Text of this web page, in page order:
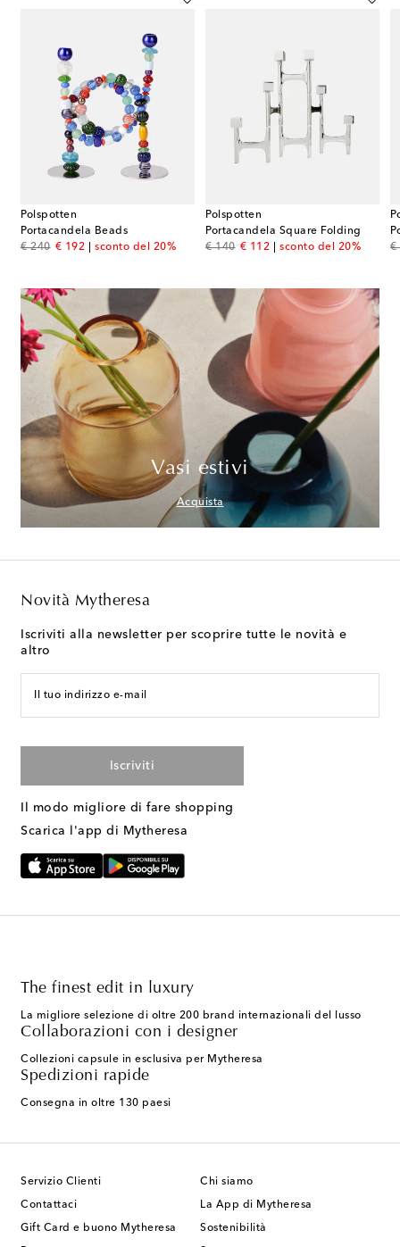
Polspotten
Portacandela Beads
€ 240
original price
€ 192
discount pricesconto del 20%
Polspotten
Portacandela Square Folding
€ 140
original price
€ 112
discount pricesconto del 20% €
Vasi estivi
Acquista
Novità Mytheresa
Iscriviti alla newsletter per scoprire tutte le novità e
altro
Il tuo indirizzo e-mail
Iscriviti
Il modo migliore di fare shopping
Scarica l'app di Mytheresa
The finest edit in luxury
La migliore selezione di oltre 200 brand internazionali del lusso
Collaborazioni con i designer
Collezioni capsule in esclusiva per Mytheresa
Spedizioni rapide
Consegna in oltre 130 paesi
Servizio Clienti
Contattaci
Gift Card e buono Mytheresa
Chi siamo
La App di Mytheresa
Sostenibilità